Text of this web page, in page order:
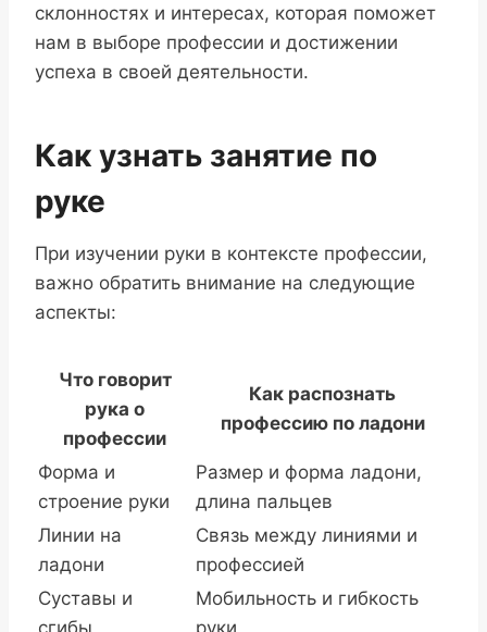
склонностях и интересах, которая поможет
нам в выборе профессии и достижении
успеха в своей деятельности.
Как узнать занятие по
руке
При изучении руки в контексте профессии,
важно обратить внимание на следующие
аспекты:
Что говорит
рука о
профессии
Как распознать
профессию по ладони
Форма и
строение руки
Размер и форма ладони,
длина пальцев
Линии на
ладони
Связь между линиями и
профессией
Суставы и
сгибы
Мобильность и гибкость
руки